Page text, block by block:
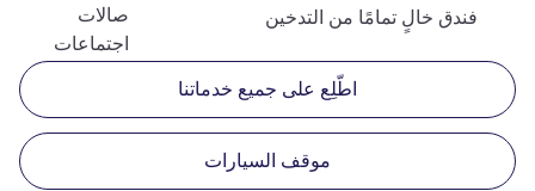
صالات
اجتماعات
فندق خالٍ تمامًا من التدخين
اطّلِع على جميع خدماتنا
موقف السيارات